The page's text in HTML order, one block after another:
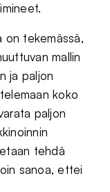
on tekemässä,
mallin
ja paljon
koko
paljon
tehdä
sanoa, ettei